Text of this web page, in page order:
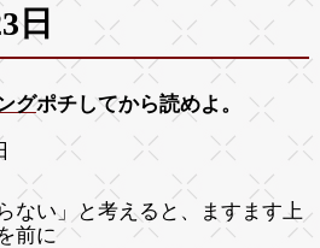
日
グポチしてから読めよ。
ない」と考えると、ますます上
前に